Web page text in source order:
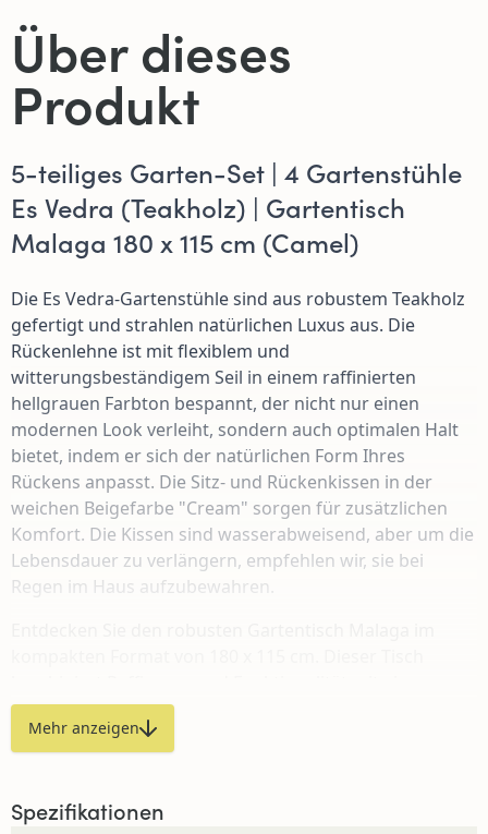
Über dieses
Produkt
5-teiliges Garten-Set | 4 Gartenstühle
Es Vedra (Teakholz) | Gartentisch
Malaga 180 x 115 cm (Camel)
Die Es Vedra-Gartenstühle sind aus robustem Teakholz
gefertigt und strahlen natürlichen Luxus aus. Die
Rückenlehne ist mit flexiblem und
witterungsbeständigem Seil in einem raffinierten
hellgrauen Farbton bespannt, der nicht nur einen
modernen Look verleiht, sondern auch optimalen Halt
bietet, indem er sich der natürlichen Form Ihres
Rückens anpasst. Die Sitz- und Rückenkissen in der
weichen Beigefarbe "Cream" sorgen für zusätzlichen
Komfort. Die Kissen sind wasserabweisend, aber um die
Lebensdauer zu verlängern, empfehlen wir, sie bei
Regen im Haus aufzubewahren.
eleganten, bootsförmigen Tischplatte, die Ihrer Terrasse
einen einzigartigen Look verleiht. Die Platte ist in dem
ist sowohl stilvoll als auch robust, witterungsbeständig
Mehr anzeigen
Spezifikationen